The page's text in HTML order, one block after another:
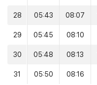
28 05:43 08:07
29 05:45 08:10
30 05:48 08:13
31 05:50 08:16